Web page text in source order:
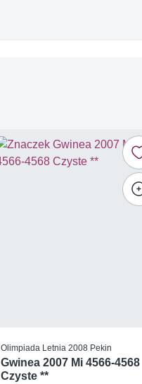
Olimpiada Letnia 2008 Pekin
Gwinea 2007 Mi 4566-4568
Czyste **